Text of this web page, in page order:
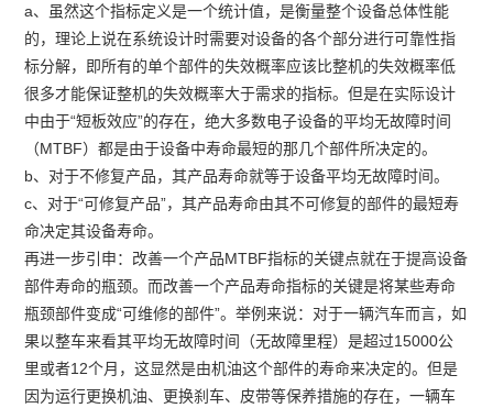
a、虽然这个指标定义是一个统计值，是衡量整个设备总体性能
的，理论上说在系统设计时需要对设备的各个部分进行可靠性指
标分解，即所有的单个部件的失效概率应该比整机的失效概率低
很多才能保证整机的失效概率大于需求的指标。但是在实际设计
中由于“短板效应”的存在，绝大多数电子设备的平均无故障时间
（MTBF）都是由于设备中寿命最短的那几个部件所决定的。
b、对于不修复产品，其产品寿命就等于设备平均无故障时间。
c、对于“可修复产品”，其产品寿命由其不可修复的部件的最短寿
命决定其设备寿命。
再进一步引申：改善一个产品MTBF指标的关键点就在于提高设备
部件寿命的瓶颈。而改善一个产品寿命指标的关键是将某些寿命
瓶颈部件变成“可维修的部件”。举例来说：对于一辆汽车而言，如
果以整车来看其平均无故障时间（无故障里程）是超过15000公
里或者12个月，这显然是由机油这个部件的寿命来决定的。但是
因为运行更换机油、更换刹车、皮带等保养措施的存在，一辆车